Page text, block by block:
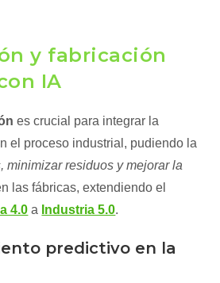
y fabricación
IA
es crucial para integrar la
el proceso industrial, pudiendo la
minimizar residuos y mejorar la
las fábricas, extendiendo el
4.0 a Industria 5.0.
predictivo en la